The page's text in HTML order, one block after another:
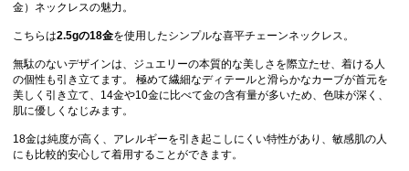
金）ネックレスの魅力。
こちらは2.5gの18金を使用したシンプルな喜平チェーンネックレス。
無駄のないデザインは、ジュエリーの本質的な美しさを際立たせ、着ける人
の個性も引き立てます。 極めて繊細なディテールと滑らかなカーブが首元を
美しく引き立て、14金や10金に比べて金の含有量が多いため、色味が深く、
肌に優しくなじみます。
18金は純度が高く、アレルギーを引き起こしにくい特性があり、敏感肌の人
にも比較的安心して着用することができます。